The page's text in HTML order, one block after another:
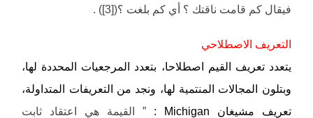
فيقال كم قامت ناقتك ؟ أي كم بلغت ؟([3]) .
التعريف الاصطلاحي
يتعدد تعريف القيم اصطلاحا، بتعدد المرجعيات المحددة لها،
وبتلون المجالات المنتمية لها، ونجد من التعريفات المتداولة،
تعريف مشيغان Michigan :
” القيمة هي اعتقاد ثابت